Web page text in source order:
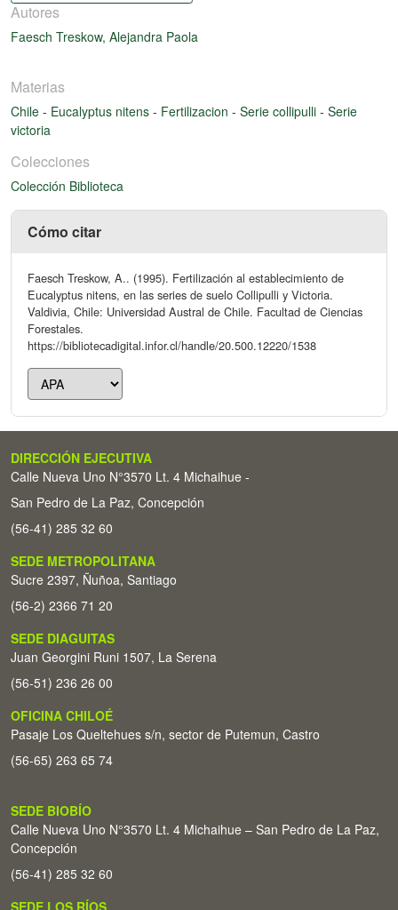
Autores
Faesch Treskow, Alejandra Paola
Materias
Chile - Eucalyptus nitens - Fertilizacion - Serie collipulli - Serie
victoria
Colecciones
Colección Biblioteca
Cómo citar
Faesch Treskow, A.. (1995). Fertilización al establecimiento de
Eucalyptus nitens, en las series de suelo Collipulli y Victoria.
Valdivia, Chile: Universidad Austral de Chile. Facultad de Ciencias
Forestales.
https://bibliotecadigital.infor.cl/handle/20.500.12220/1538
DIRECCIÓN EJECUTIVA
Calle Nueva Uno N°3570 Lt. 4 Michaihue -
San Pedro de La Paz, Concepción
(56-41) 285 32 60
SEDE METROPOLITANA
Sucre 2397, Ñuñoa, Santiago
(56-2) 2366 71 20
SEDE DIAGUITAS
Juan Georgini Runi 1507, La Serena
(56-51) 236 26 00
OFICINA CHILOÉ
Pasaje Los Queltehues s/n, sector de Putemun, Castro
(56-65) 263 65 74
SEDE BIOBÍO
Calle Nueva Uno N°3570 Lt. 4 Michaihue – San Pedro de La Paz,
Concepción
(56-41) 285 32 60
SEDE LOS RÍOS